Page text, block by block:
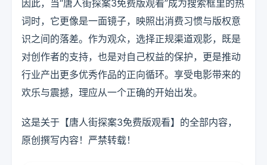
因此，当“唐人街探案3免费版观看”成为搜索框里的热
词时，它更像是一面镜子，映照出消费习惯与版权意
识之间的落差。作为观众，选择正规渠道观影，既是
对创作者的支持，也是对自己权益的保护，更是推动
行业产出更多优秀作品的正向循环。享受电影带来的
欢乐与震撼，理应从一个正确的开始出发。
这是关于【唐人街探案3免费版观看】的全部内容，
原创撰写内容！严禁转载！